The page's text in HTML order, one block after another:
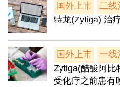
国外上市 二线
特龙(Zytiga) 治
国外上市 一线
Zytiga(醋酸阿比
受化疗之前患有